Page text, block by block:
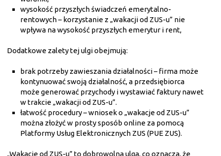
wysokość przyszłych świadczeń emerytalno-
rentowych – korzystanie z „wakacji od ZUS-u” nie
wpływa na wysokość przyszłych emerytur i rent,
Dodatkowe zalety tej ulgi obejmują:
brak potrzeby zawieszania działalności – firma może
kontynuować swoją działalność, a przedsiębiorca
może generować przychody i wystawiać faktury nawet
w trakcie „wakacji od ZUS-u”.
łatwość procedury – wniosek o „wakacje od ZUS-u”
można złożyć w prosty sposób online za pomocą
Platformy Usług Elektronicznych ZUS (PUE ZUS).
„Wakacje od ZUS-u” to dobrowolna ulga, co oznacza, że